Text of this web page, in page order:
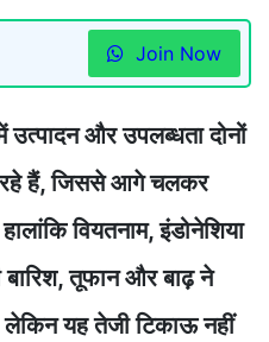
Join Now
उत्पादन और उपलब्धता दोनों
रहे हैं, जिससे आगे चलकर
वियतनाम, इंडोनेशिया
तूफान और बाढ़ ने
यह तेजी टिकाऊ नहीं